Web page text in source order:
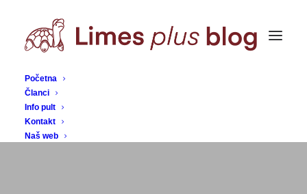
Početna
Članci
Info pult
Kontakt
Naš web